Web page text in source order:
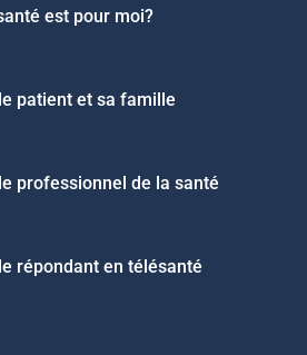
est pour moi?
patient et sa famille
professionnel de la santé
répondant en télésanté